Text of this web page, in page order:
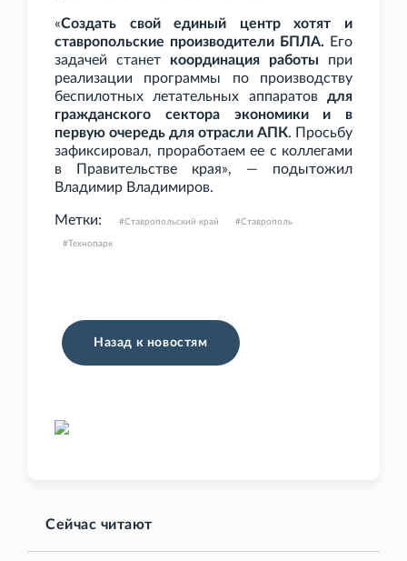
«Создать свой единый центр хотят и
ставропольские производители БПЛА. Его
задачей станет координация работы при
реализации программы по производству
беспилотных летательных аппаратов для
гражданского сектора экономики и в
первую очередь для отрасли АПК. Просьбу
зафиксировал, проработаем ее с коллегами
в Правительстве края», — подытожил
Владимир Владимиров.
Метки: Ставропольский край Ставрополь
Технопарк
Назад к новостям
Сейчас читают